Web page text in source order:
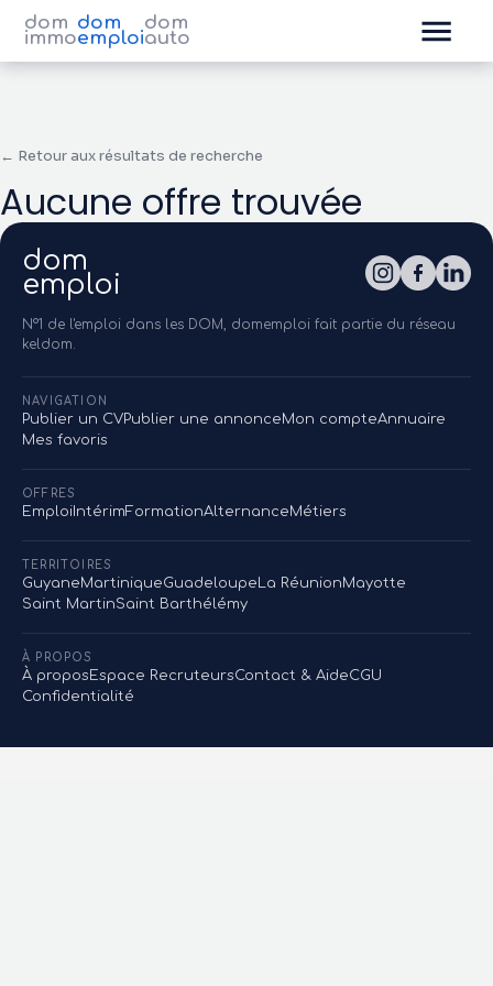
dom
immo
dom
emploi
dom
auto
← Retour aux résultats de recherche
Aucune offre trouvée
dom
emploi
N°1 de l'emploi dans les DOM, domemploi fait partie du réseau
keldom.
NAVIGATION
Publier un CVPublier une annonceMon compteAnnuaire
Mes favoris
OFFRES
EmploiIntérimFormationAlternanceMétiers
TERRITOIRES
GuyaneMartiniqueGuadeloupe La RéunionMayotte
Saint MartinSaint Barthélémy
À PROPOS
À propos Espace RecruteursContact & AideCGU
Confidentialité